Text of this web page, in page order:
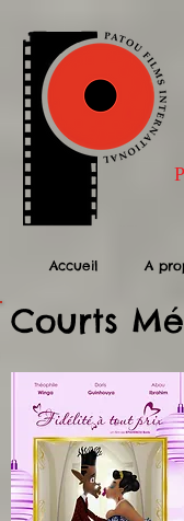
Accueil A
Courts